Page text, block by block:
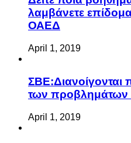
λαμβάνετε
ΟΑΕΔ
April 1, 2019
ΣΒΕ:Διανοίγονται
των προβλημάτων
April 1, 2019